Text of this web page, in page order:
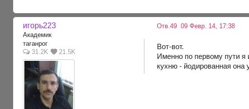
игорь223
Академик
таганрог
31.2K
21.5K
Отв.49 09 Февр. 14, 17:38
Вот-вот.
Именно по первому пути я
кухню - йодированная она